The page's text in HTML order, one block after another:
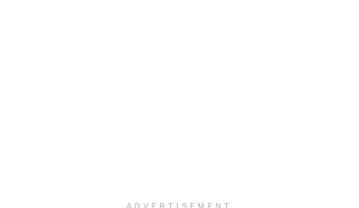
ADVERTISEMENT